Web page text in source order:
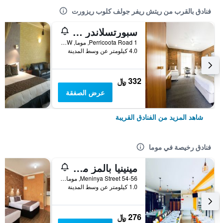
فنادق بالقرب من ريتش ريفر جولف كلوب ريزورت
سبورتسلاندر موتور إن
1 Perricoota Road, موما, NSW, أستراليا
4.0 كيلومتر عن وسط المدينة
332 ﷼
عرض الصفقة
شاهد المزيد من الفنادق القريبة
فنادق رخيصة في موما
مينينيا بالمز مواما
54-56 Meninya Street, موما, NSW, أستراليا
1.0 كيلومتر عن وسط المدينة
276 ﷼